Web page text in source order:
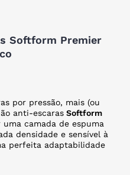
Softform Premier
por pressão, mais (ou
anti-escaras Softform
camada de espuma
densidade e sensível à
perfeita adaptabilidade